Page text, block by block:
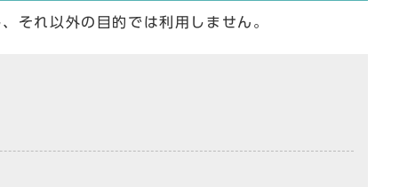
それ以外の目的では利用しません。